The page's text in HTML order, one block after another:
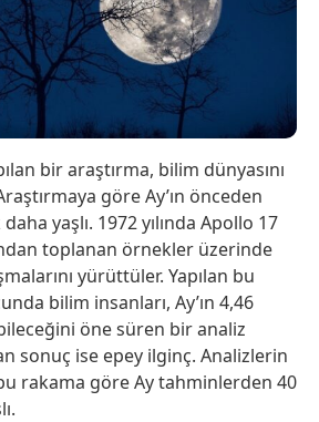
bir araştırma, bilim dünyasını
göre Ay’ın önceden
yaşlı. 1972 yılında Apollo 17
toplanan örnekler üzerinde
yürüttüler. Yapılan bu
bilim insanları, Ay’ın 4,46
öne süren bir analiz
sonuç ise epey ilginç. Analizlerin
rakama göre Ay tahminlerden 40